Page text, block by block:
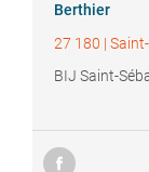
Berthier
27 180 |
BIJ Saint-